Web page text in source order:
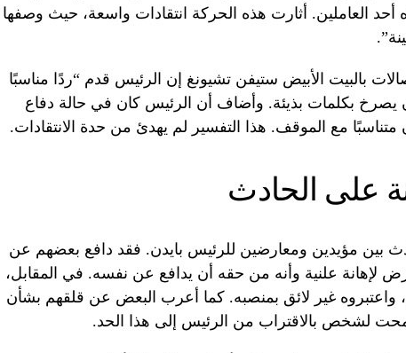
أحد العاملين. أثارت هذه الحركة انتقادات واسعة، حيث وصفها
بالبيت الأبيض ستيفن تشيونغ إن الرئيس قدم “ردًا مناسبًا
بكلمات بذيئة. وأضاف أن الرئيس كان في حالة دفاع
مع الموقف. هذا التفسير لم يهدئ من حدة الانتقادات.
على الحادث
بين مؤيدين ومعارضين للرئيس بايدن. فقد دافع بعضهم عن
لإهانة علنية وأنه من حقه أن يدافع عن نفسه. في المقابل،
واعتبروه غير لائق بمنصبه. كما أعرب البعض عن قلقهم بشأن
سمحت لشخص بالاقتراب من الرئيس إلى هذا الحد.